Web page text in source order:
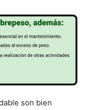
son bien